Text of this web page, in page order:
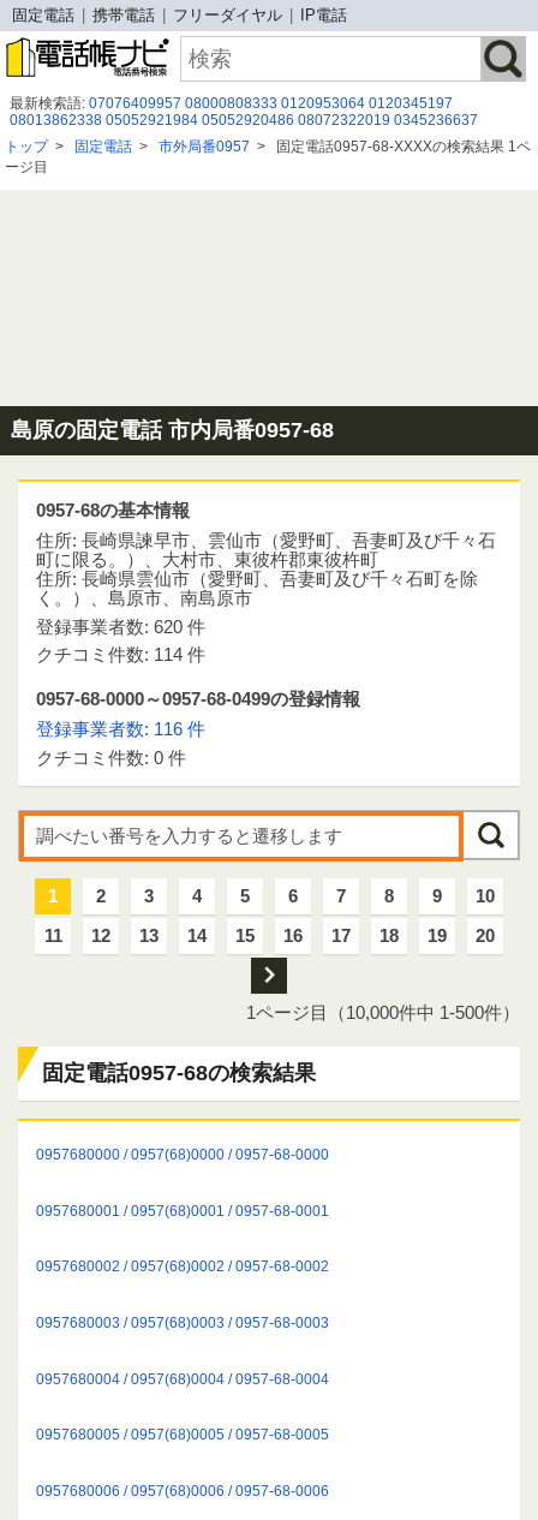
固定電話 携帯電話 フリーダイヤル IP電話
最新検索語: 07076409957 08000808333 0120953064 0120345197
08013862338 05052921984 05052920486 08072322019 0345236637
0800-700-9475 05017906881 080 2930 8509 050-6865-0828
0366358728
070-2642-5619 0342230694 0467798061 0368975604 08008050003
０６７６３６８７６４
トップ> 固定電話 > 市外局番0957 >
固定電話0957-68-XXXXの検索結果 1ペ
ージ目
島原の固定電話 市内局番0957-68
0957-68の基本情報
住所: 長崎県諫早市、雲仙市（愛野町、吾妻町及び千々石
町に限る。）、大村市、東彼杵郡東彼杵町
住所: 長崎県雲仙市（愛野町、吾妻町及び千々石町を除
く。）、島原市、南島原市
登録事業者数: 620 件
クチコミ件数: 114 件
0957-68-0000～0957-68-0499の登録情報
登録事業者数: 116 件
クチコミ件数: 0 件
1 2 3 4 5 6 7 8 9
10
11
12 13 14 15 16 17 18 19
20
次
1ページ目（10,000件中 1-500件）
固定電話0957-68の検索結果
0957680000 / 0957(68)0000 / 0957-68-0000
0957680001 / 0957(68)0001 / 0957-68-0001
0957680002 / 0957(68)0002 / 0957-68-0002
0957680003 / 0957(68)0003 / 0957-68-0003
0957680004 / 0957(68)0004 / 0957-68-0004
0957680005 / 0957(68)0005 / 0957-68-0005
0957680006 / 0957(68)0006 / 0957-68-0006